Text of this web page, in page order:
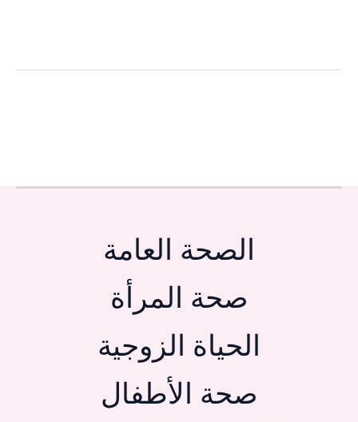
الصحة العامة
صحة المرأة
الحياة الزوجية
صحة الأطفال